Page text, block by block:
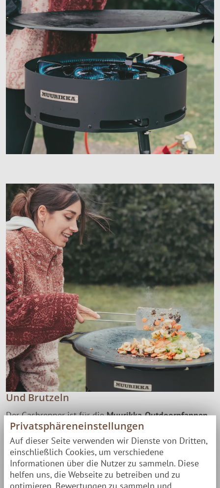
Und Brutzeln
Der Gasbrenner ist für dieMuurikka-Outdoorpfannen
(bis zu Größe 78) optimal geeignet. Durch die separat
regelbaren Gasringe können verschiedene
Temperaturzonengeschaffen werden, die mit der
Muurikka-Pfanne ideal nutzbar sind. So kann im
Privatsphäreneinstellungen
Auf dieser Seite verwenden wir Dienste von Dritten,
einschließlich Cookies, um verschiedene
Informationen über die Nutzer zu sammeln. Diese
helfen uns, die Webseite zu betreiben und zu
optimieren, Bewertungen zu sammeln und